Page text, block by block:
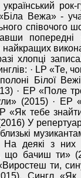
рок-
Вежа» -
співочого
попередні
хлопці
· LP «Те,
Білої
· EP «Поле
(2015) · EP
«Як тебе
У
На деякі з них
що бачиш ти»
ти,
Сингл «Як